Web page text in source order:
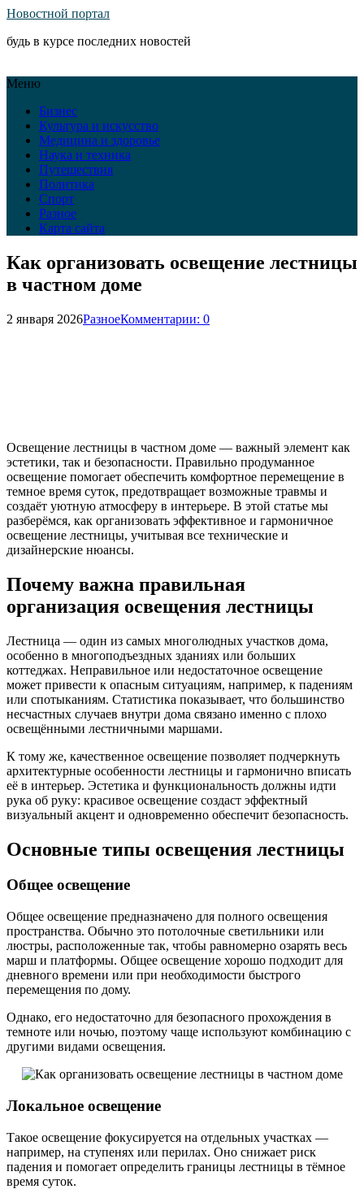
Новостной портал
будь в курсе последних новостей
Меню
Бизнес
Культура и искусство
Медицина и здоровье
Наука и техника
Путешествия
Политика
Спорт
Разное
Карта сайта
Как организовать освещение лестницы
в частном доме
2 января 2026РазноеКомментарии: 0
Освещение лестницы в частном доме — важный элемент как
эстетики, так и безопасности. Правильно продуманное
освещение помогает обеспечить комфортное перемещение в
темное время суток, предотвращает возможные травмы и
создаёт уютную атмосферу в интерьере. В этой статье мы
разберёмся, как организовать эффективное и гармоничное
освещение лестницы, учитывая все технические и
дизайнерские нюансы.
Почему важна правильная
организация освещения лестницы
Лестница — один из самых многолюдных участков дома,
особенно в многоподъездных зданиях или больших
коттеджах. Неправильное или недостаточное освещение
может привести к опасным ситуациям, например, к падениям
или спотыканиям. Статистика показывает, что большинство
несчастных случаев внутри дома связано именно с плохо
освещёнными лестничными маршами.
К тому же, качественное освещение позволяет подчеркнуть
архитектурные особенности лестницы и гармонично вписать
её в интерьер. Эстетика и функциональность должны идти
рука об руку: красивое освещение создаст эффектный
визуальный акцент и одновременно обеспечит безопасность.
Основные типы освещения лестницы
Общее освещение
Общее освещение предназначено для полного освещения
пространства. Обычно это потолочные светильники или
люстры, расположенные так, чтобы равномерно озарять весь
марш и платформы. Общее освещение хорошо подходит для
дневного времени или при необходимости быстрого
перемещения по дому.
Однако, его недостаточно для безопасного прохождения в
темноте или ночью, поэтому чаще используют комбинацию с
другими видами освещения.
Локальное освещение
Такое освещение фокусируется на отдельных участках —
например, на ступенях или перилах. Оно снижает риск
падения и помогает определить границы лестницы в тёмное
время суток.